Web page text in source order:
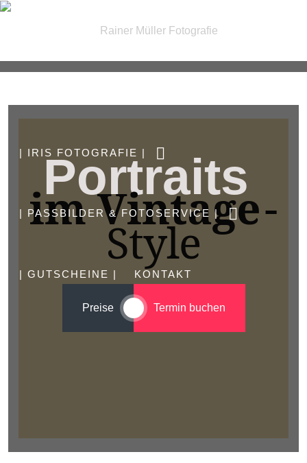
| IRIS FOTOGRAFIE |
| PASSBILDER & FOTOSERVICE |
| GUTSCHEINE | KONTAKT
Portraits
im Vintage-
Style
Preise Termin buchen